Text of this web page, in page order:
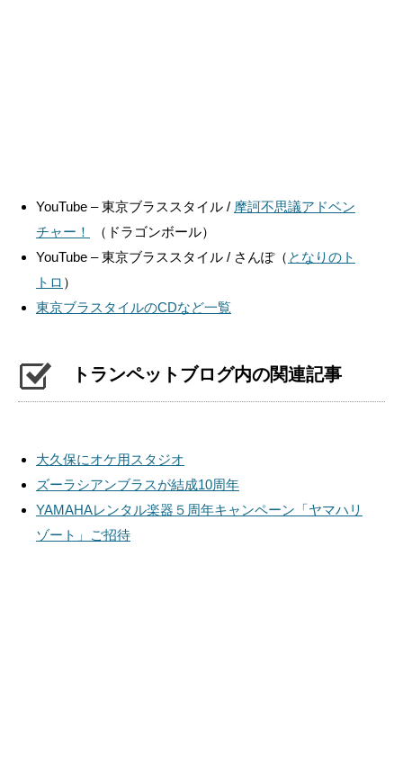
YouTube – 東京ブラススタイル / 摩訶不思議アドベン
チャー！
（ドラゴンボール）
YouTube – 東京ブラススタイル / さんぽ（ となりのト
トロ ）
東京ブラスタイルのCDなど一覧
トランペットブログ内の関連記事
大久保にオケ用スタジオ
ズーラシアンブラスが結成10周年
YAMAHAレンタル楽器５周年キャンペーン「ヤマハリ
ゾート」ご招待